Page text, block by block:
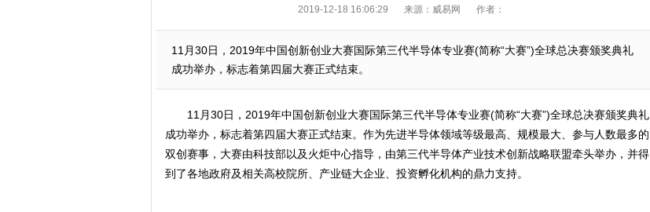
2019-12-18 16:06:29 来源：威易网 作者：
11月30日，2019年中国创新创业大赛国际第三代半导体专业赛(简称“大赛”)全球总决赛颁奖典礼
成功举办，标志着第四届大赛正式结束。
11月30日，2019年中国创新创业大赛国际第三代半导体专业赛(简称“大赛”)全球总决赛颁奖典礼
成功举办，标志着第四届大赛正式结束。作为先进半导体领域等级最高、规模最大、参与人数最多的
双创赛事，大赛由科技部以及火炬中心指导，由第三代半导体产业技术创新战略联盟牵头举办，并得
到了各地政府及相关高校院所、产业链大企业、投资孵化机构的鼎力支持。